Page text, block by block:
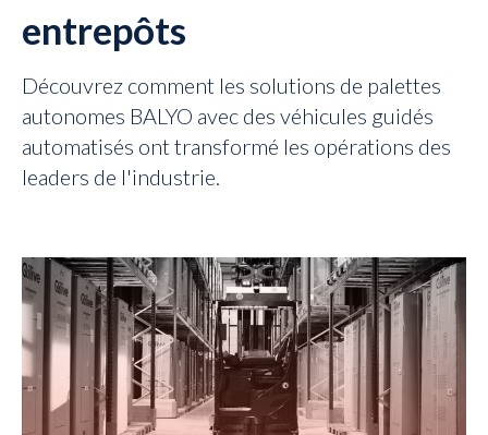
entrepôts
Découvrez comment les solutions de palettes
autonomes BALYO avec des véhicules guidés
automatisés ont transformé les opérations des
leaders de l'industrie.